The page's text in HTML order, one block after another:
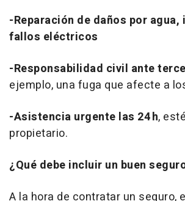
-Reparación de daños por agua,
fallos eléctricos
-Responsabilidad civil ante
ejemplo, una fuga que afecte a
-Asistencia urgente las 24 h,
propietario.
¿Qué debe incluir un buen
A la hora de contratar un seguro,